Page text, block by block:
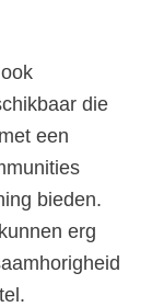
die
een
bieden.
erg